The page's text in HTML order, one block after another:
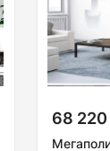
68 220